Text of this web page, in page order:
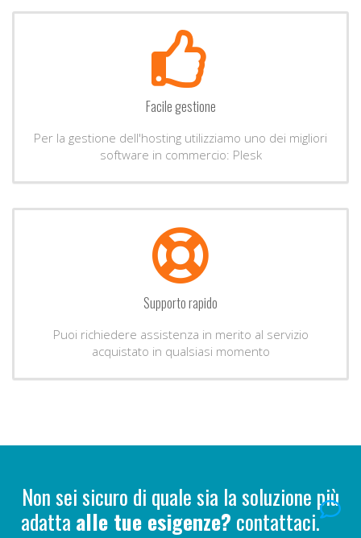
Facile gestione
Per la gestione dell'hosting utilizziamo uno dei migliori
software in commercio: Plesk
Supporto rapido
Puoi richiedere assistenza in merito al servizio
acquistato in qualsiasi momento
Non sei sicuro di quale sia la soluzione più
adatta alle tue esigenze? contattaci.